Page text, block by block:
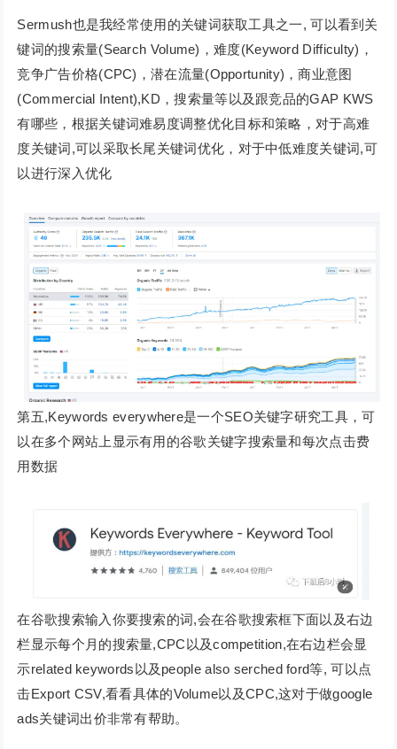
Sermush也是我经常使用的关键词获取工具之一, 可以看到关
键词的搜索量(Search Volume)，难度(Keyword Difficulty)，
竞争广告价格(CPC)，潜在流量(Opportunity)，商业意图
(Commercial Intent),KD，搜索量等以及跟竞品的GAP KWS
有哪些，根据关键词难易度调整优化目标和策略，对于高难
度关键词,可以采取长尾关键词优化，对于中低难度关键词,可
以进行深入优化
第五,Keywords everywhere是一个SEO关键字研究工具，可
以在多个网站上显示有用的谷歌关键字搜索量和每次点击费
用数据
在谷歌搜索输入你要搜索的词,会在谷歌搜索框下面以及右边
栏显示每个月的搜索量,CPC以及competition,在右边栏会显
示related keywords以及people also serched ford等, 可以点
击Export CSV,看看具体的Volume以及CPC,这对于做google
ads关键词出价非常有帮助。